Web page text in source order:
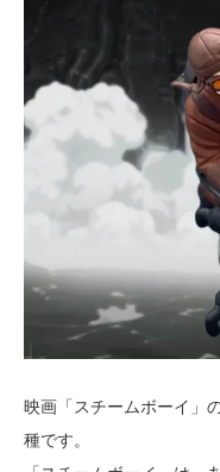
映画「スチームボーイ」
種です。